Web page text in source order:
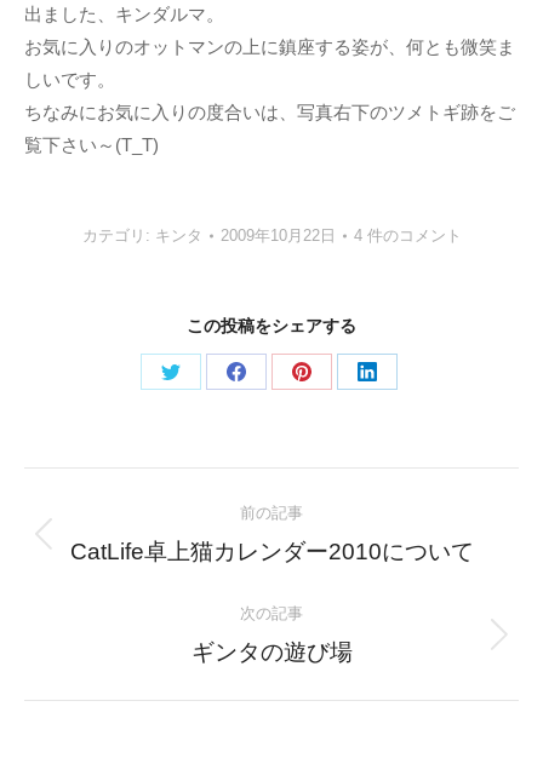
出ました、キンダルマ。
お気に入りのオットマンの上に鎮座する姿が、何とも微笑ま
しいです。
ちなみにお気に入りの度合いは、写真右下のツメトギ跡をご
覧下さい～(T_T)
カテゴリ: キンタ 2009年10月22日 4 件のコメント
この投稿をシェアする
Share
Share
Share
Share
navigation
前の記事
Previous
CatLife卓上猫カレンダー2010について
次の記事
Next
ギンタの遊び場